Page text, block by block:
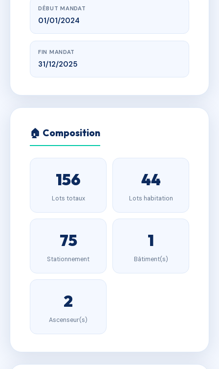
DÉBUT MANDAT
01/01/2024
FIN MANDAT
31/12/2025
🏠 Composition
156
Lots totaux
44
Lots habitation
75
Stationnement
1
Bâtiment(s)
2
Ascenseur(s)